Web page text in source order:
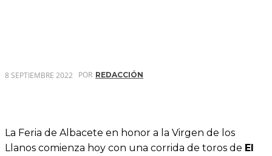
8 SEPTIEMBRE 2022 POR REDACCIÓN
La Feria de Albacete en honor a la Virgen de los
Llanos comienza hoy con una corrida de toros de El